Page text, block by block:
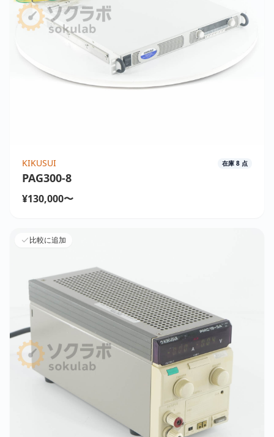
KIKUSUI 在庫 8 点
PAG300-8
¥130,000〜
比較に追加